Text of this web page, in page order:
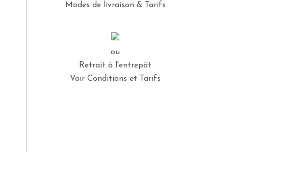
Modes de livraison & Tarifs
ou
Retrait à l'entrepôt
Voir Conditions et Tarifs